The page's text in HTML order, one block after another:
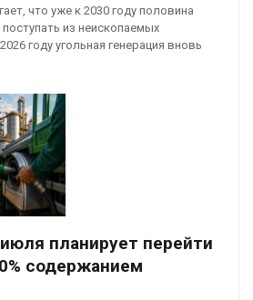
что уже к 2030 году половина
из неископаемых
году угольная генерация вновь
планирует перейти
содержанием